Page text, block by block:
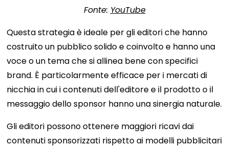
Fonte: YouTube
Questa strategia è ideale per gli editori che hanno
costruito un pubblico solido e coinvolto e hanno una
voce o un tema che si allinea bene con specifici
brand. È particolarmente efficace per i mercati di
nicchia in cui i contenuti dell'editore e il prodotto o il
messaggio dello sponsor hanno una sinergia naturale.
Gli editori possono ottenere maggiori ricavi dai
contenuti sponsorizzati rispetto ai modelli pubblicitari